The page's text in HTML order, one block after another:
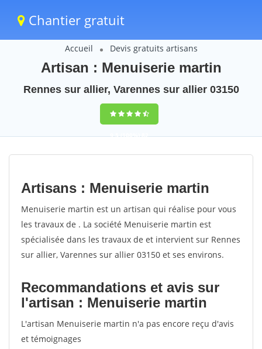
Chantier gratuit
Accueil Devis gratuits artisans
Artisan : Menuiserie martin
Rennes sur allier, Varennes sur allier 03150
9,5(100%)82
votes
Artisans : Menuiserie martin
Menuiserie martin est un artisan qui réalise pour vous
les travaux de . La société Menuiserie martin est
spécialisée dans les travaux de et intervient sur Rennes
sur allier, Varennes sur allier 03150 et ses environs.
Recommandations et avis sur
l'artisan : Menuiserie martin
L'artisan Menuiserie martin n'a pas encore reçu d'avis
et témoignages